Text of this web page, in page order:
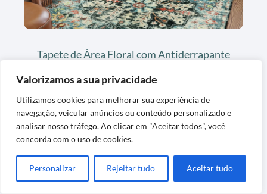
Valorizamos a sua privacidade
Utilizamos cookies para melhorar sua experiência de
navegação, veicular anúncios ou conteúdo personalizado e
analisar nosso tráfego. Ao clicar em "Aceitar todos", você
concorda com o uso de cookies.
Personalizar Rejeitar tudo Aceitar tudo
Tapete de Área Floral com Antiderrapante
Últimas Postagens